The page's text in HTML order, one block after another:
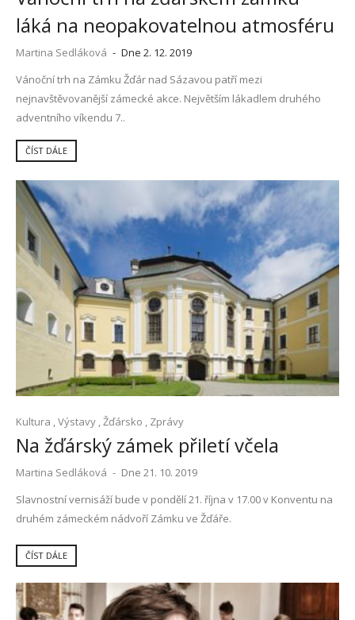
láká na neopakovatelnou atmosféru
Martina Sedláková - Dne 2. 12. 2019
Vánoční trh na Zámku Žďár nad Sázavou patří mezi
nejnavštěvovanější zámecké akce. Největším lákadlem druhého
adventního víkendu 7..
ČÍST DÁLE
Kultura Výstavy Žďársko Zprávy
Na žďárský zámek přiletí včela
Martina Sedláková - Dne 21. 10. 2019
Slavnostní vernisáží bude v pondělí 21. října v 17.00 v Konventu na
druhém zámeckém nádvoří Zámku ve Žďáře.
ČÍST DÁLE